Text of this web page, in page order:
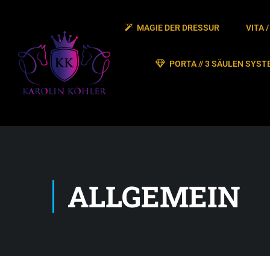
MAGIE DER DRESSUR VITA /
PORTA // 3 SÄULEN
ALLGEMEIN